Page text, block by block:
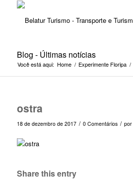
Blog - Últimas notícias
Você está aqui: Home / Experimente Floripa /
ostra
18 de dezembro de 2017 / 0 Comentários / por
Share this entry